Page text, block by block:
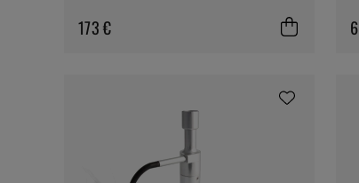
173 €